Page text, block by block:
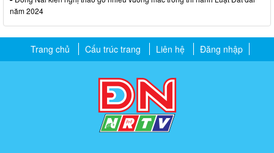
năm 2024
Trang chủ Cấu trúc trang Liên hệ Đăng nhập